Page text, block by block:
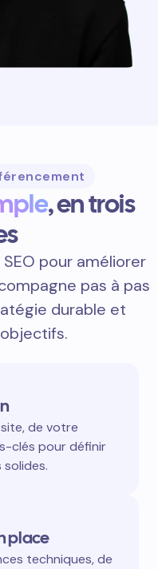
, en trois
pour améliorer
pas à pas
durable et
de votre
clés pour définir
place
techniques, de